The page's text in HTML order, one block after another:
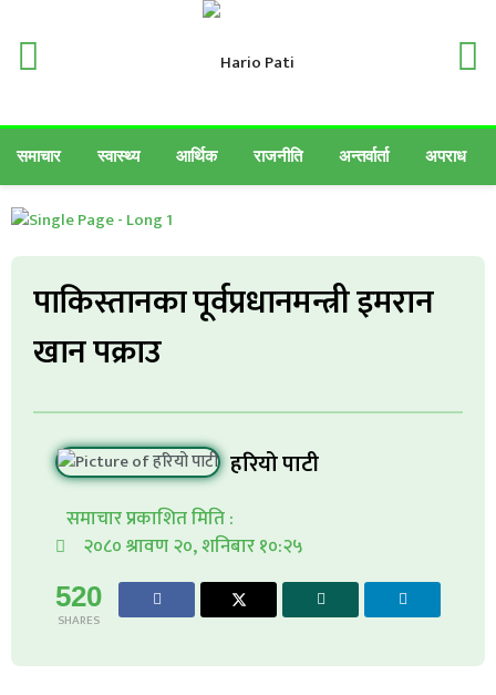
समाचार स्वास्थ्य आर्थिक राजनीति अन्तर्वार्ता अपराध
पाकिस्तानका पूर्वप्रधानमन्त्री इमरान
खान पक्राउ
हरियो पाटी
समाचार प्रकाशित मिति :
२०८० श्रावण २०, शनिबार १०:२५
520
SHARES